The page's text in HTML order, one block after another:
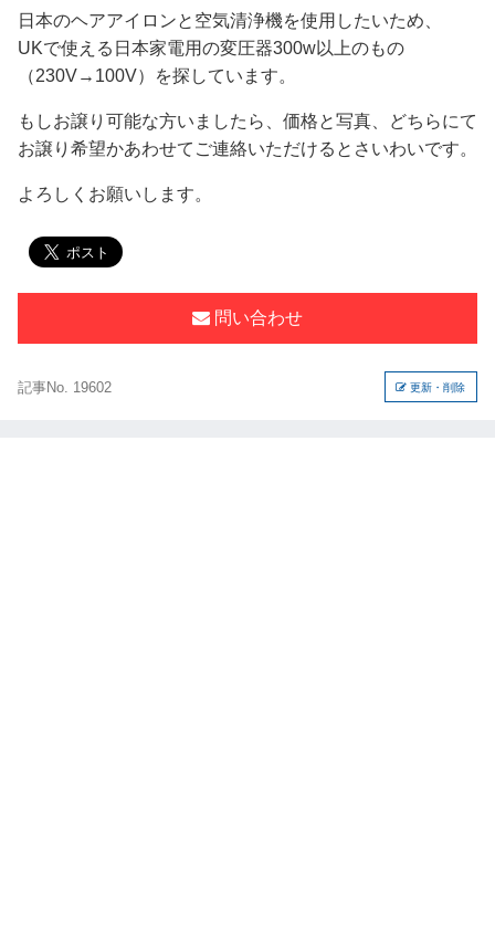
日本のヘアアイロンと空気清浄機を使用したいため、
UKで使える日本家電用の変圧器300w以上のもの
（230V→100V）を探しています。
もしお譲り可能な方いましたら、価格と写真、どちらにて
お譲り希望かあわせてご連絡いただけるとさいわいです。
よろしくお願いします。
問い合わせ
記事No. 19602 更新・削除